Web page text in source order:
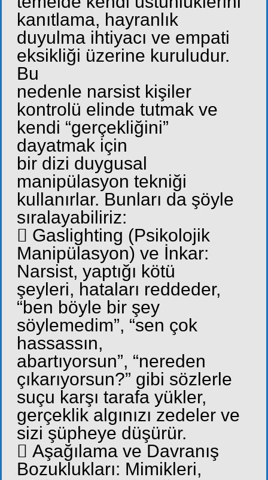
kanıtlama, hayranlık
duyulma ihtiyacı ve empati
eksikliği üzerine kuruludur.
Bu
nedenle narsist kişiler
kontrolü elinde tutmak ve
kendi “gerçekliğini”
dayatmak için
bir dizi duygusal
manipülasyon tekniği
kullanırlar. Bunları da şöyle
sıralayabiliriz:
 Gaslighting (Psikolojik
Manipülasyon) ve İnkar:
Narsist, yaptığı kötü
şeyleri, hataları reddeder,
“ben böyle bir şey
söylemedim”, “sen çok
hassassın,
abartıyorsun”, “nereden
çıkarıyorsun?” gibi sözlerle
suçu karşı tarafa yükler,
gerçeklik algınızı zedeler ve
sizi şüpheye düşürür.
 Aşağılama ve Davranış
Bozuklukları: Mimikleri,